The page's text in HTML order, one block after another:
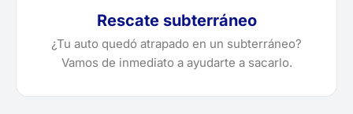
Rescate subterráneo
¿Tu auto quedó atrapado en un subterráneo?
Vamos de inmediato a ayudarte a sacarlo.